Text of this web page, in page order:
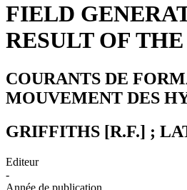
FIELD
RESULT OF
COURANTS DE
MOUVEMENT DES
GRIFFITHS [R.F.] ;
Editeur
-
Année de publication